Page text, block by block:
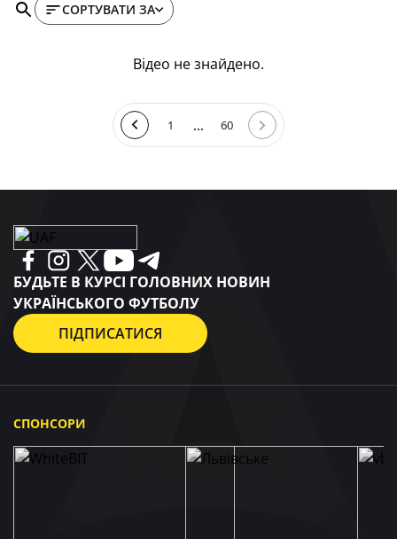
СОРТУВАТИ ЗА
Відео не знайдено.
1 ... 60
БУДЬТЕ В КУРСІ ГОЛОВНИХ НОВИН
УКРАЇНСЬКОГО ФУТБОЛУ
ПІДПИСАТИСЯ
СПОНСОРИ